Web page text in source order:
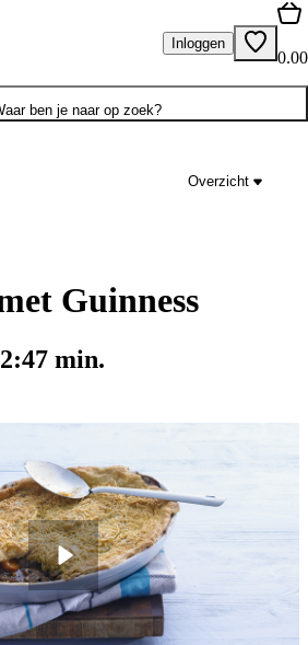
Inloggen
0.00
ben je naar op zoek?
Overzicht
Guinness
min.